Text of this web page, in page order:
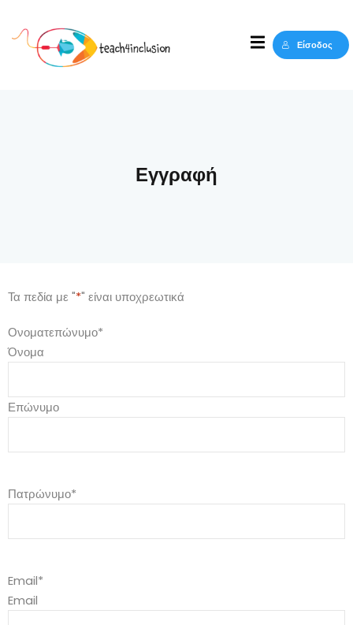
Είσοδος
Εγγραφή
Τα πεδία με "*" είναι υποχρεωτικά
Ονοματεπώνυμο*
Όνομα
Επώνυμο
Πατρώνυμο*
Email*
Email